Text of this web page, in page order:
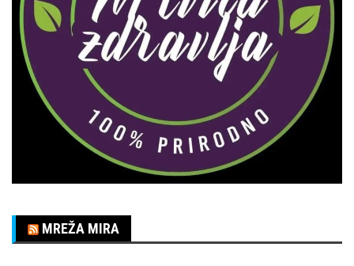
MREŽA MIRA